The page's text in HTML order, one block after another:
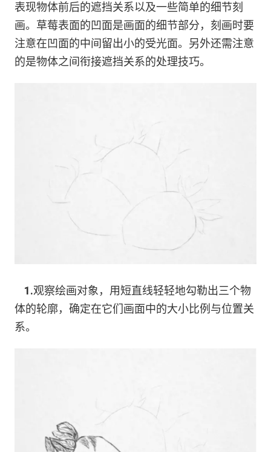
表现物体前后的遮挡关系以及一些简单的细节刻
画。草莓表面的凹面是画面的细节部分，刻画时要
注意在凹面的中间留出小的受光面。另外还需注意
的是物体之间衔接遮挡关系的处理技巧。
1.观察绘画对象，用短直线轻轻地勾勒出三个物
体的轮廓，确定在它们画面中的大小比例与位置关
系。